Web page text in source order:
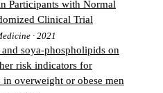
Participants with Normal
Clinical Trial
· 2021
soya-phospholipids on
risk indicators for
in overweight or obese men